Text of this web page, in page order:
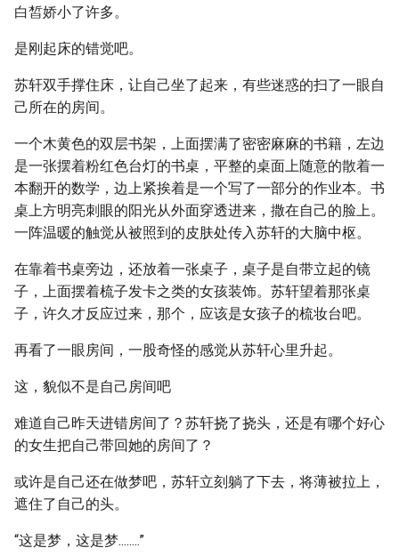
白皙娇小了许多。
是刚起床的错觉吧。
苏轩双手撑住床，让自己坐了起来，有些迷惑的扫了一眼自
己所在的房间。
一个木黄色的双层书架，上面摆满了密密麻麻的书籍，左边
是一张摆着粉红色台灯的书桌，平整的桌面上随意的散着一
本翻开的数学，边上紧挨着是一个写了一部分的作业本。书
桌上方明亮刺眼的阳光从外面穿透进来，撒在自己的脸上。
一阵温暖的触觉从被照到的皮肤处传入苏轩的大脑中枢。
在靠着书桌旁边，还放着一张桌子，桌子是自带立起的镜
子，上面摆着梳子发卡之类的女孩装饰。苏轩望着那张桌
子，许久才反应过来，那个，应该是女孩子的梳妆台吧。
再看了一眼房间，一股奇怪的感觉从苏轩心里升起。
这，貌似不是自己房间吧
难道自己昨天进错房间了？苏轩挠了挠头，还是有哪个好心
的女生把自己带回她的房间了？
或许是自己还在做梦吧，苏轩立刻躺了下去，将薄被拉上，
遮住了自己的头。
“这是梦，这是梦........”